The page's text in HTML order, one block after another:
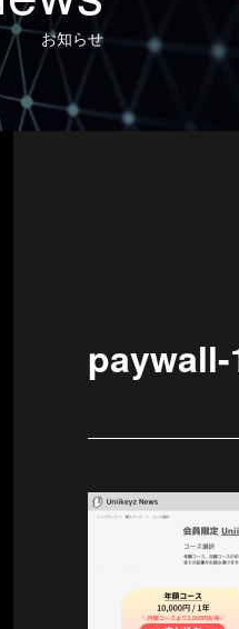
お知らせ
paywall-